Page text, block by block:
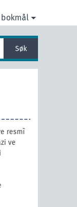
bokmål
Søk
resmî
ve